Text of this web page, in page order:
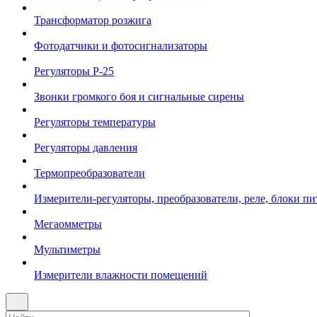
Трансформатор розжига
Фотодатчики и фотосигнализаторы
Регуляторы Р-25
Звонки громкого боя и сигнальные сирены
Регуляторы температуры
Регуляторы давления
Термопреобразователи
Измерители-регуляторы, преобразователи, реле, блоки
Мегаомметры
Мультиметры
Измерители влажности помещений